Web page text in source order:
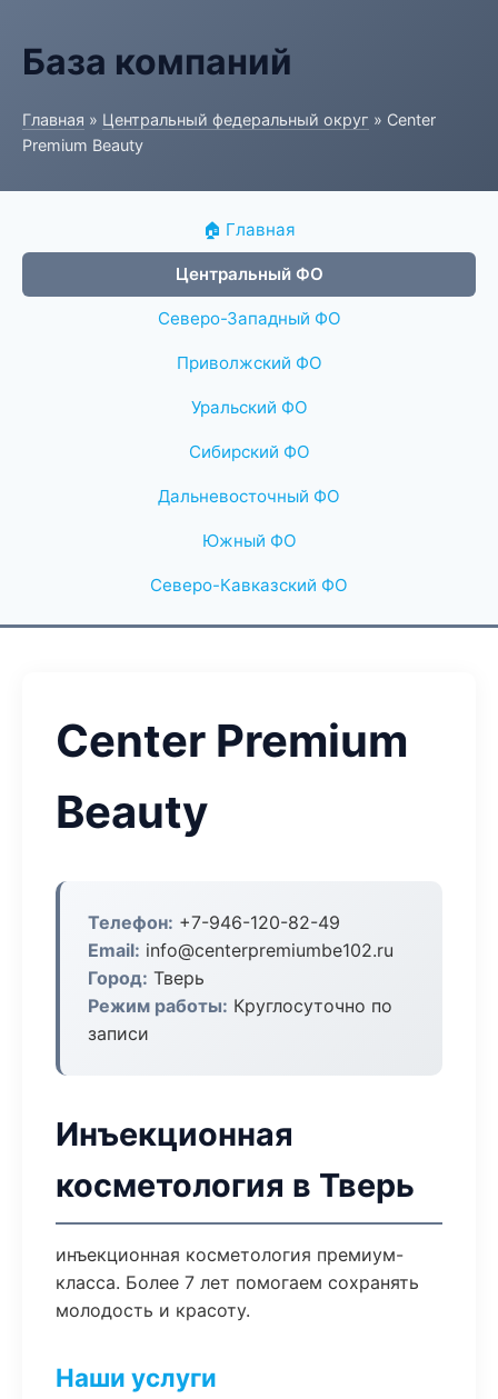
База компаний
Главная » Центральный федеральный округ » Center
Premium Beauty
🏠 Главная
Центральный ФО
Северо-Западный ФО
Приволжский ФО
Уральский ФО
Сибирский ФО
Дальневосточный ФО
Южный ФО
Северо-Кавказский ФО
Center Premium
Beauty
Телефон: +7-946-120-82-49
Email: info@centerpremiumbe102.ru
Город: Тверь
Режим работы: Круглосуточно по
записи
Инъекционная
косметология в Тверь
инъекционная косметология премиум-
класса. Более 7 лет помогаем сохранять
молодость и красоту.
Наши услуги